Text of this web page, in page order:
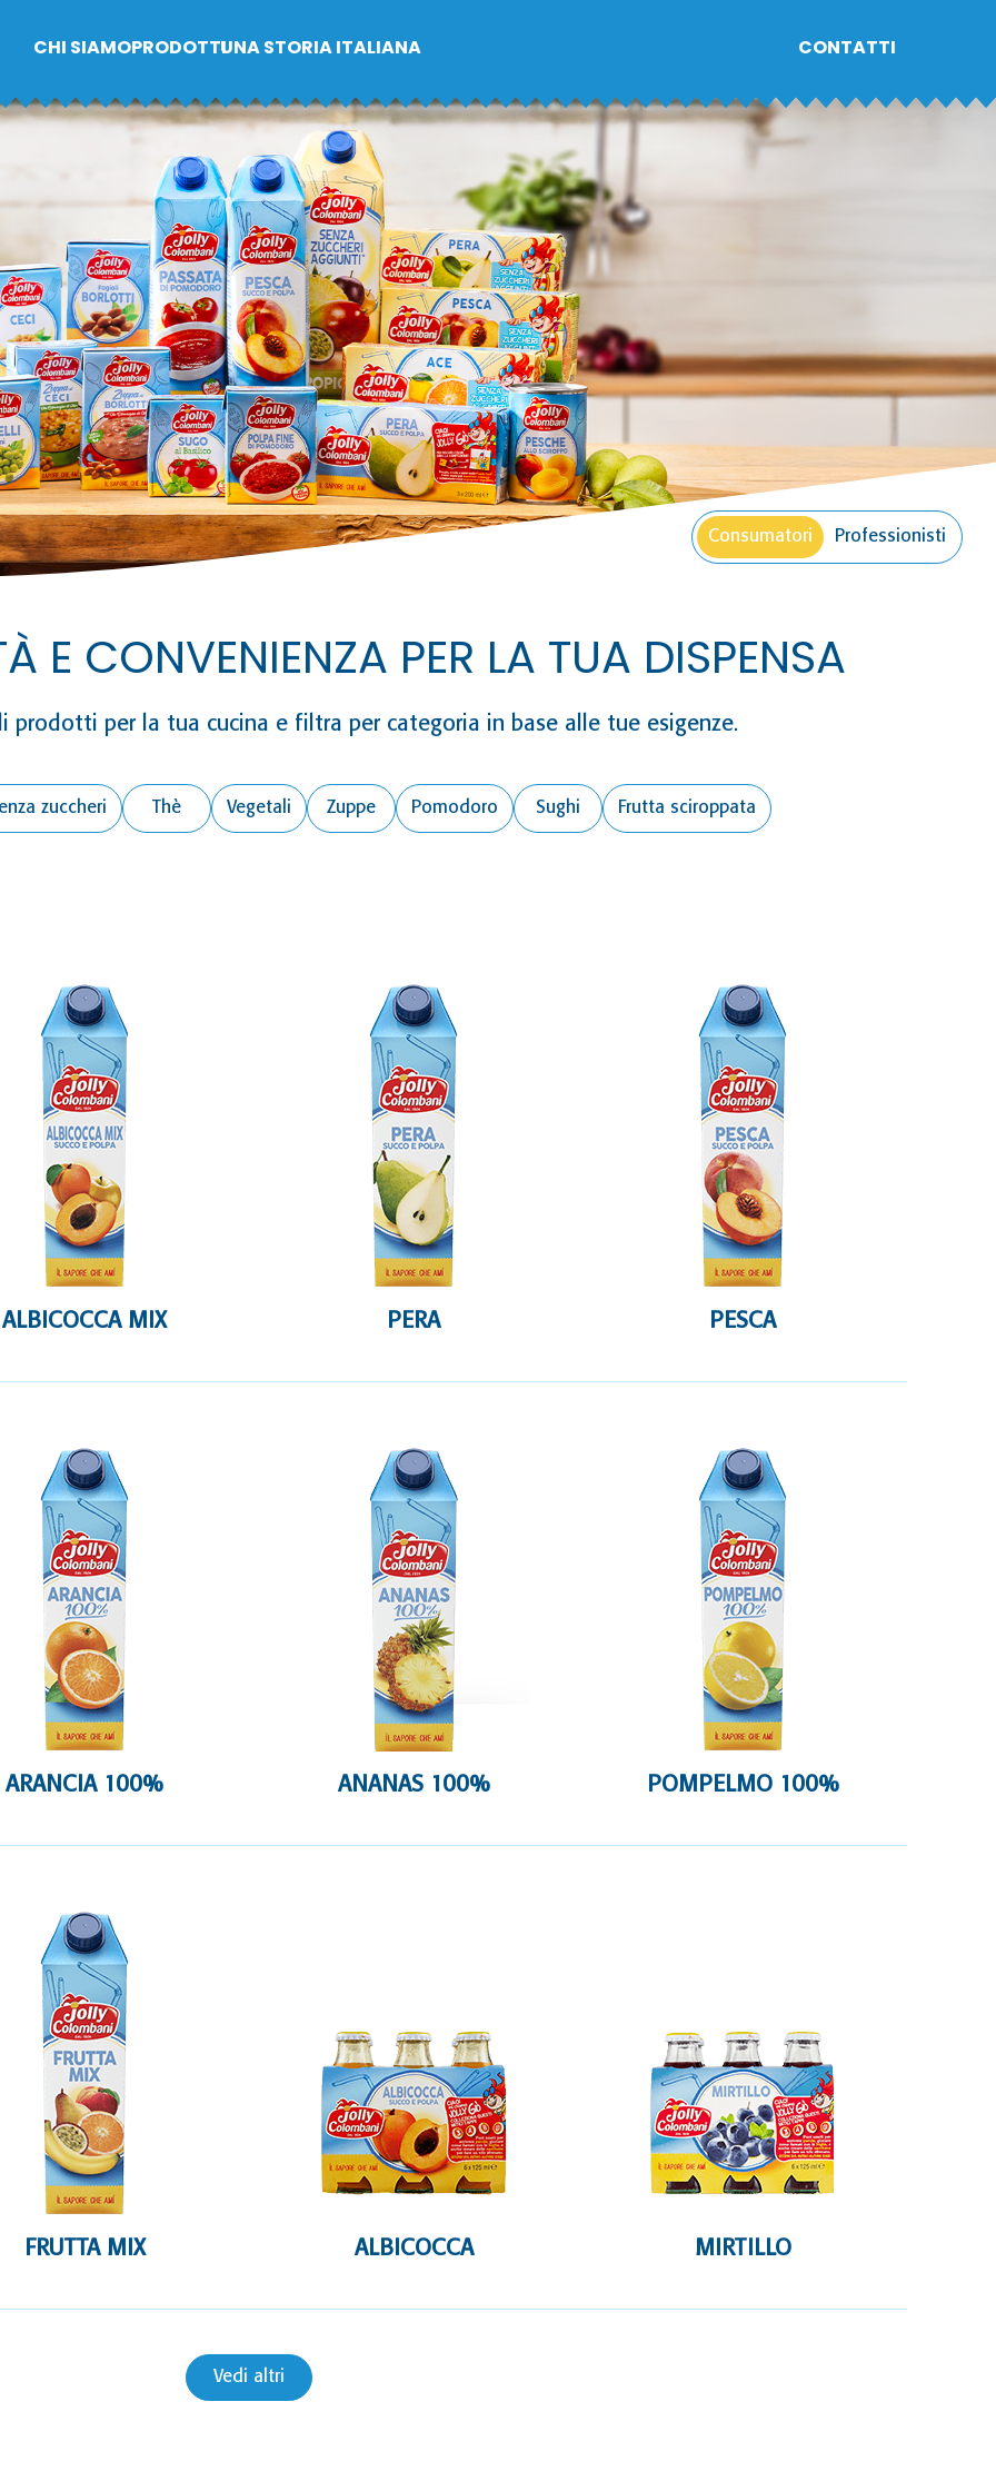
CHI SIAMOPRODOTTI
PER I PROFESSIONISTI
UNA STORIA ITALIANA CONTATTI
Consumatori Professionisti
E CONVENIENZA PER LA TUA DISPENSA
prodotti per la tua cucina e filtra per categoria in base alle tue esigenze.
zuccheri Thè Vegetali Zuppe Pomodoro Sughi Frutta sciroppata
ALBICOCCA MIX PERA PESCA
ARANCIA 100% ANANAS 100% POMPELMO 100%
FRUTTA MIX ALBICOCCA MIRTILLO
Vedi altri